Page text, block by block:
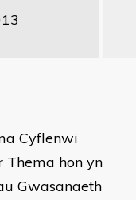
Cyflenwi
Thema hon yn
Gwasanaeth